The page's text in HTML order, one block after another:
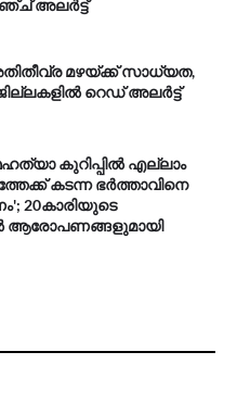
അലർട്ട്
മ​ഴ​യ്ക്ക് സാ​ധ്യ​ത,
റെ​ഡ് അ​ലർ​ട്ട്
കുറിപ്പിൽ എല്ലാം
കടന്ന ഭർത്താവിനെ
20കാരിയുടെ